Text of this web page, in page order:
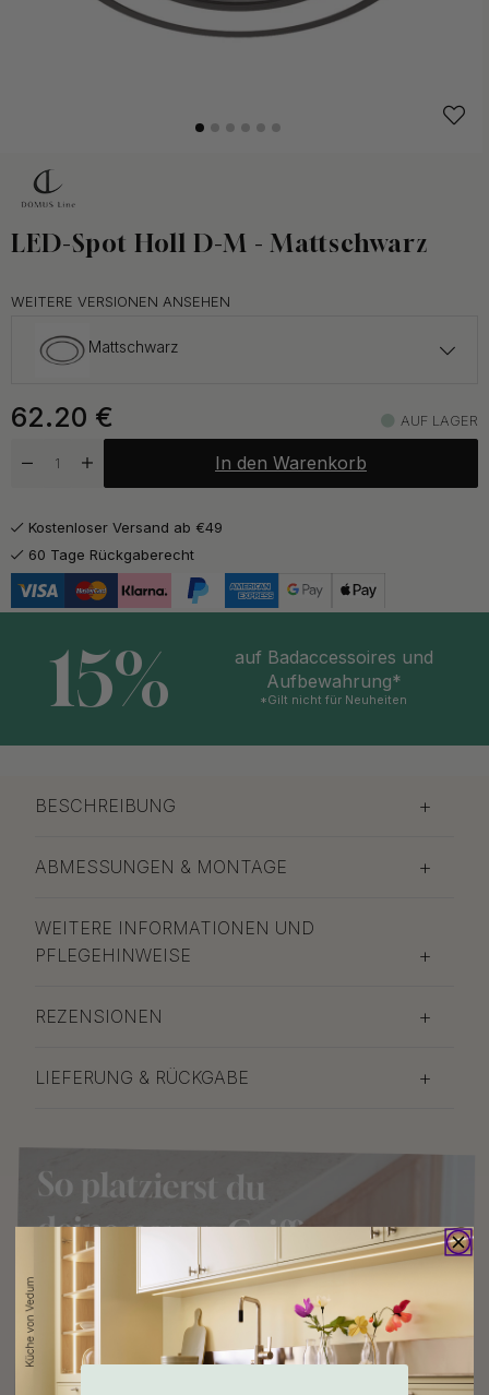
LED-Spot Holl D-M - Mattschwarz
WEITERE VERSIONEN ANSEHEN
Mattschwarz
Auf Lager
62.20 € AUF LAGER
In den Warenkorb
Kostenloser Versand ab €49
60 Tage Rückgaberecht
15%
auf Badaccessoires und
Aufbewahrung*
*Gilt nicht für Neuheiten
BESCHREIBUNG
ABMESSUNGEN & MONTAGE
WEITERE INFORMATIONEN UND
PFLEGEHINWEISE
REZENSIONEN
LIEFERUNG & RÜCKGABE